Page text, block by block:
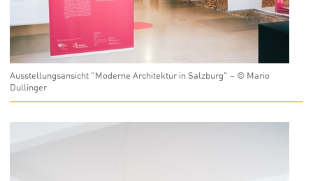
Ausstellungsansicht "Moderne Architektur in Salzburg" – © Mario
Dullinger